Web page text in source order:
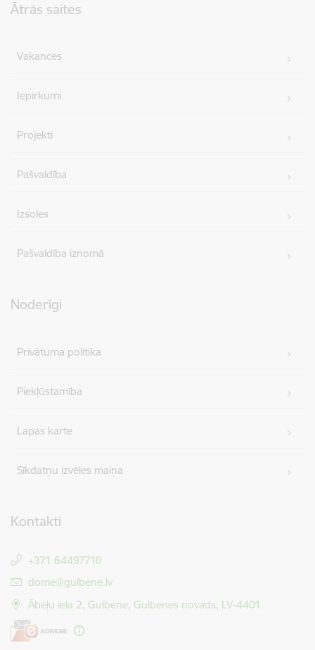
Ātrās saites
Vakances
Iepirkumi
Projekti
Pašvaldība
Izsoles
Pašvaldība iznomā
Noderīgi
Privātuma politika
Piekļūstamība
Lapas karte
Sīkdatņu izvēles maiņa
Kontakti
+371 64497710
E-pasts:
dome@gulbene.lv
Ābeļu iela 2, Gulbene, Gulbenes novads, LV-4401